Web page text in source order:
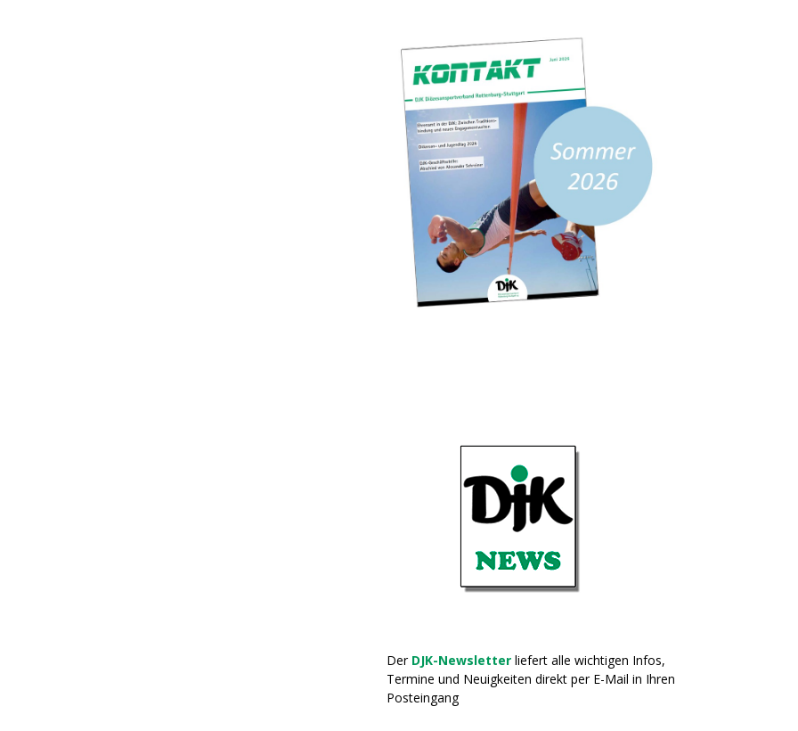
Der DJK-Newsletter liefert alle wichtigen Infos,
Termine und Neuigkeiten direkt per E-Mail in Ihren
Posteingang